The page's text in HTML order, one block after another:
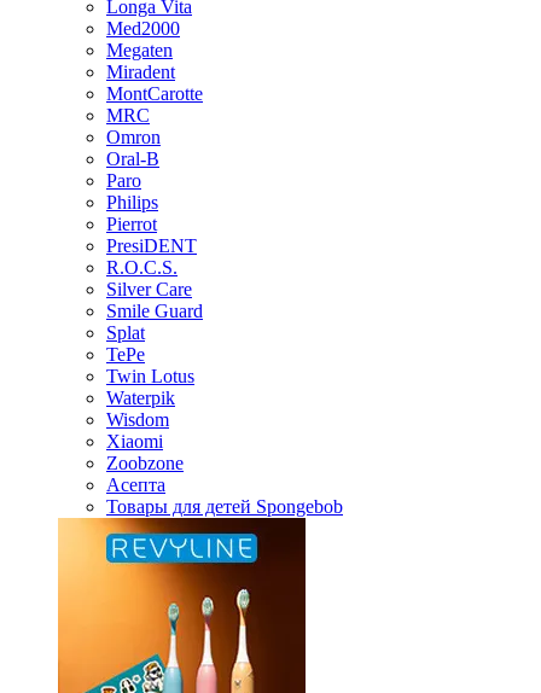
Longa Vita
Med2000
Megaten
Miradent
MontCarotte
MRC
Omron
Oral-B
Paro
Philips
Pierrot
PresiDENT
R.O.C.S.
Silver Care
Smile Guard
Splat
TePe
Twin Lotus
Waterpik
Wisdom
Xiaomi
Zoobzone
Асепта
Товары для детей Spongebob